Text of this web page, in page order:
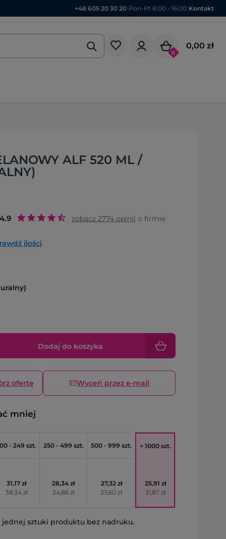
+48 605 20 30 20 Pon-Pt 8:00 - 16:00 Kontakt
0
0,00 zł
ALF 520 ML /
4.9 zobacz 2774 opinii o firmie
ilości
Dodaj do koszyka
ofertę Wyceń przez e-mail
mniej
- 249 szt. 250 - 499 szt. 500 - 999 szt. > 1000 szt.
31,17 zł
38,34 zł
28,34 zł
34,86 zł
27,32 zł
33,60 zł
25,91 zł
31,87 zł
jednej sztuki produktu bez nadruku.